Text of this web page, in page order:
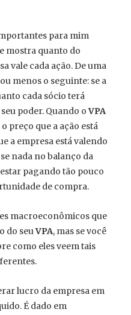
para mim
mostra quanto do
vale cada ação. De uma
menos o seguinte: se a
cada sócio terá
poder. Quando oVPA
preço que a ação está
a empresa está valendo
nada no balanço da
pagando tão pouco
de compra.
macroeconômicos que
do seuVPA, mas se você
como eles veem tais
lucro da empresa em
É dado em